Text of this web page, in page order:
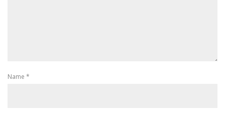
Name *